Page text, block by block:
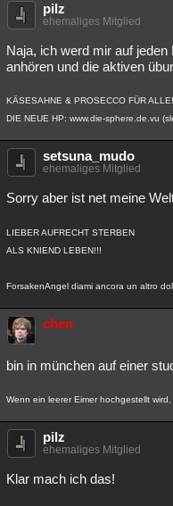
pilz
ehemaliges Mitglied
Naja, ich werd mir auf
anhören und die aktiven
KÄSESAHNE & PROSECCO FÜR ALLE!
DIE NEUE HP: www.die-sphere.de.vu
setsuna_mudo
ehemaliges Mitglied
Sorry aber ist net meine
LIEBER AUFRECHT STERBEN
ALS KNIEND LEBEN!!!
ForsakenAngel diami ancora un altro
chen
bin in münchen auf einer
Wenn ein leerer Eimer hochgestellt
pilz
ehemaliges Mitglied
Klar mach ich das!